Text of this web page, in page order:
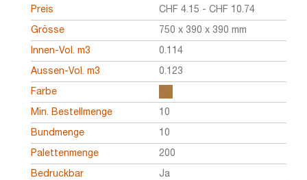
Preis CHF 4.15 - CHF 10.74
Grösse 750 x 390 x 390 mm
Innen-Vol. m3 0.114
Aussen-Vol. m3 0.123
Farbe
Min. Bestellmenge 10
Bundmenge 10
Palettenmenge 200
Bedruckbar Ja